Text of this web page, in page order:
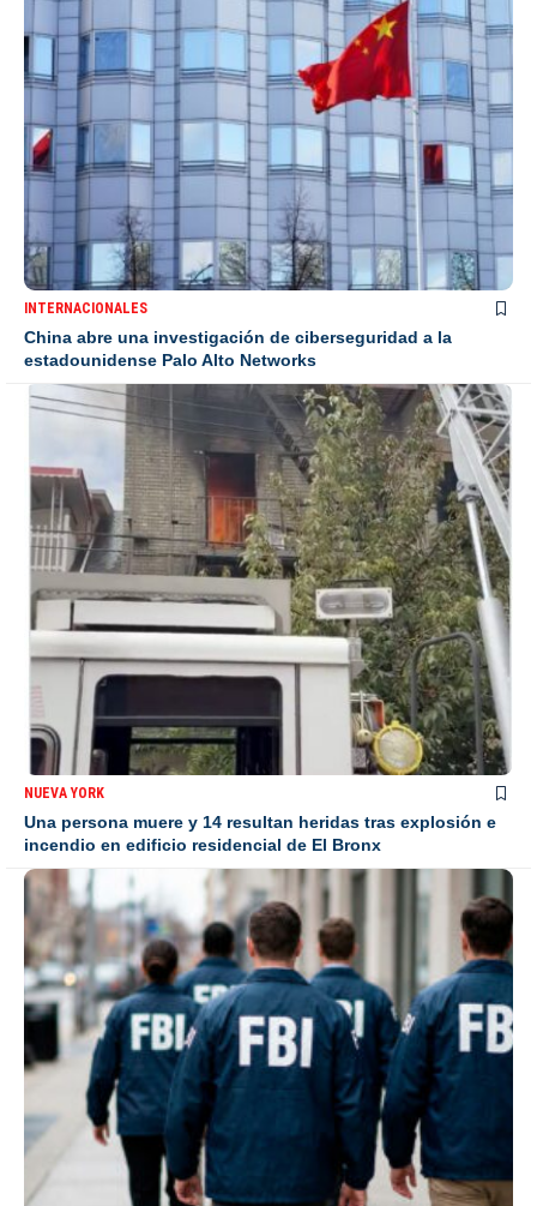
INTERNACIONALES
China abre una investigación de ciberseguridad a la
estadounidense Palo Alto Networks
NUEVA YORK
Una persona muere y 14 resultan heridas tras explosión e
incendio en edificio residencial de El Bronx